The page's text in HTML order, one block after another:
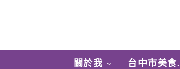
關於我 台中市美食